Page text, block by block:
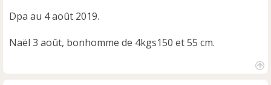
Dpa au 4 août 2019.
Naël 3 août, bonhomme de 4kgs150 et 55 cm.